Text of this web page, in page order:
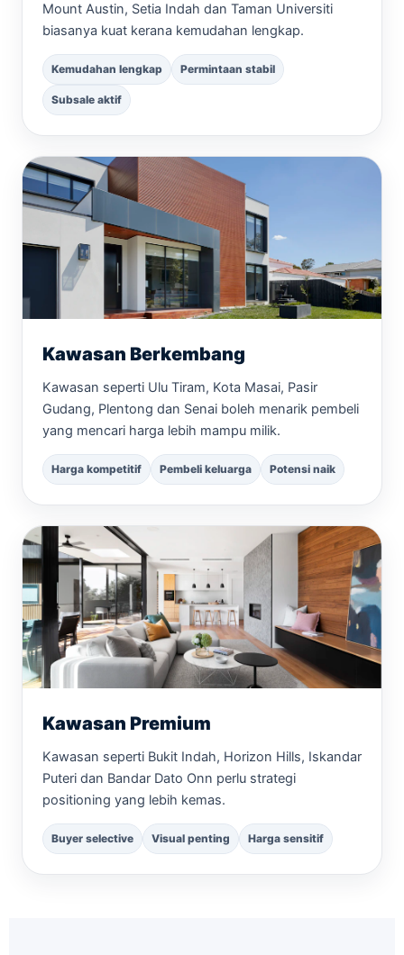
Mount Austin, Setia Indah dan Taman Universiti
biasanya kuat kerana kemudahan lengkap.
Kemudahan lengkap Permintaan stabil
Subsale aktif
Kawasan Berkembang
Kawasan seperti Ulu Tiram, Kota Masai, Pasir
Gudang, Plentong dan Senai boleh menarik pembeli
yang mencari harga lebih mampu milik.
Harga kompetitif Pembeli keluarga Potensi naik
Kawasan Premium
Kawasan seperti Bukit Indah, Horizon Hills, Iskandar
Puteri dan Bandar Dato Onn perlu strategi
positioning yang lebih kemas.
Buyer selective Visual penting Harga sensitif